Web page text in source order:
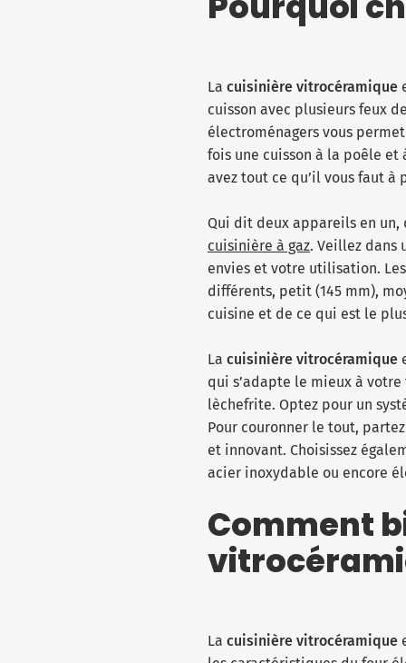
La cuisinière vitrocéramique
cuisson avec plusieurs feux
électroménagers vous
fois une cuisson à la poêle et
avez tout ce qu’il vous faut
Qui dit deux appareils en
cuisinière à gaz. Veillez dans
envies et votre utilisation.
différents, petit (145 mm),
cuisine et de ce qui est le
La cuisinière vitrocéramique
qui s’adapte le mieux à
lèchefrite. Optez pour un
Pour couronner le tout,
et innovant. Choisissez
acier inoxydable ou encore
Comment
La cuisinière vitrocéramique